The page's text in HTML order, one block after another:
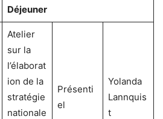
Déjeuner
Atelier
sur la
l’élaborat
ion de la
stratégie
nationale
Présenti
el
Yolanda
Lannquis
t